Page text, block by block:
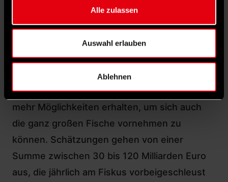
Alle zulassen
Auswahl erlauben
Ablehnen
Hinzu kommt die stärkere Bekämpfung von
Finanzkriminalität und Steuerbetrug. Da steht
jetzt ein großes Paket mit dem
Zollfinanzgerechtigkeitsgesetz an, das
bereits im Entwurf fertig ist. Der Zoll und die
Finanzkontrolle Schwarzarbeitsollen noch
mehr Möglichkeiten erhalten, um sich auch
die ganz großen Fische vornehmen zu
können. Schätzungen gehen von einer
Summe zwischen 30 bis 120 Milliarden Euro
aus, die jährlich am Fiskus vorbeigeschleust